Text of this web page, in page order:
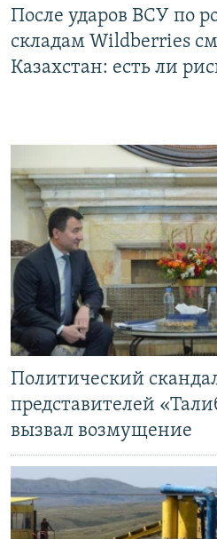
После ударов ВСУ по
складам Wildberries
Казахстан: есть ли
Политический
представителей
вызвал возмущение